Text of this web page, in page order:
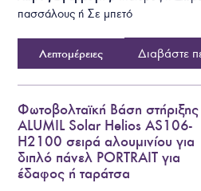
πασσάλους ή Σε μπετό
Λεπτομέρειες Διαβάστε
Φωτοβολταϊκή Βάση στήριξης
ALUMIL Solar Helios AS106-
H2100 σειρά αλουμινίου για
διπλό πάνελ PORTRAIT για
έδαφος ή ταράτσα